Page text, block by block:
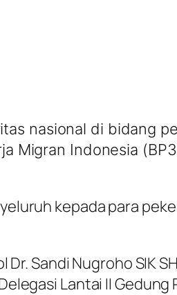
nasional di bidang
Migran Indonesia
kepada para
Sandi Nugroho SIK
Lantai II Gedung